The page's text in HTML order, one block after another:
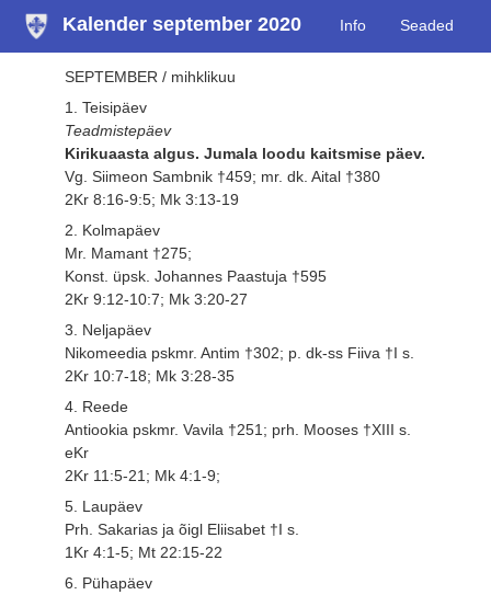
Kalender september 2020 Info Seaded
SEPTEMBER / mihklikuu
1. Teisipäev
Teadmistepäev
Kirikuaasta algus. Jumala loodu kaitsmise päev.
Vg. Siimeon Sambnik †459; mr. dk. Aital †380
2Kr 8:16-9:5; Mk 3:13-19
2. Kolmapäev
Mr. Mamant †275;
Konst. üpsk. Johannes Paastuja †595
2Kr 9:12-10:7; Mk 3:20-27
3. Neljapäev
Nikomeedia pskmr. Antim †302; p. dk-ss Fiiva †I s.
2Kr 10:7-18; Mk 3:28-35
4. Reede
Antiookia pskmr. Vavila †251; prh. Mooses †XIII s.
eKr
2Kr 11:5-21; Mk 4:1-9;
5. Laupäev
Prh. Sakarias ja õigl Eliisabet †I s.
1Kr 4:1-5; Mt 22:15-22
6. Pühapäev